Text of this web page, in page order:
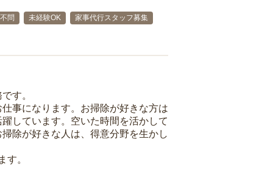
問 未経験OK
家事代行スタッフ募集
す。
事になります。お掃除が好きな方は
しています。空いた時間を活かして
除が好きな人は、得意分野を生かし
す。